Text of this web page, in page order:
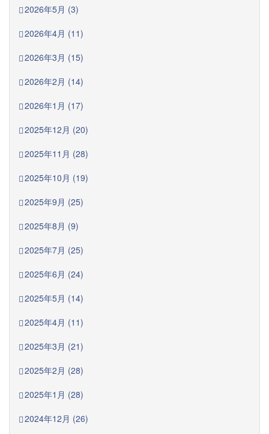
2026年5月 (3)
2026年4月 (11)
2026年3月 (15)
2026年2月 (14)
2026年1月 (17)
2025年12月 (20)
2025年11月 (28)
2025年10月 (19)
2025年9月 (25)
2025年8月 (9)
2025年7月 (25)
2025年6月 (24)
2025年5月 (14)
2025年4月 (11)
2025年3月 (21)
2025年2月 (28)
2025年1月 (28)
2024年12月 (26)